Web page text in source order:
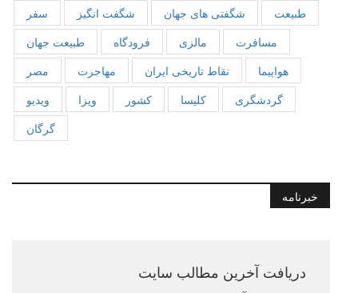
سفر
شگفت انگیز شگفتی های جهان
طبیعت
طبیعت جهان
فرودگاه مالزی
مسافرت
مصر
مهاجرت نقاط تاریخی ایران
هواپیما
ویدیو
ویزا کشور کلیسا
گردشگری
گرگان
خبرنامه
دریافت آخرین مطالب سایت